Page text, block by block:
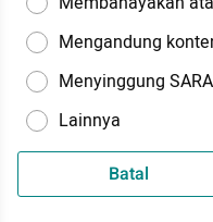
Mengandung
Menyinggung SARA
Lainnya
Batal